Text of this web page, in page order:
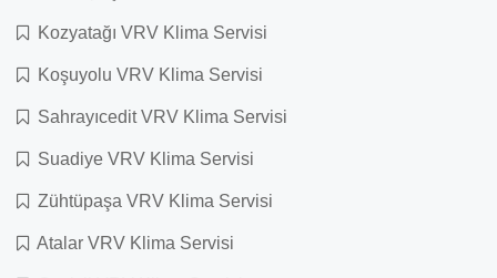
Kozyatağı VRV Klima Servisi
Koşuyolu VRV Klima Servisi
Sahrayıcedit VRV Klima Servisi
Suadiye VRV Klima Servisi
Zühtüpaşa VRV Klima Servisi
Atalar VRV Klima Servisi